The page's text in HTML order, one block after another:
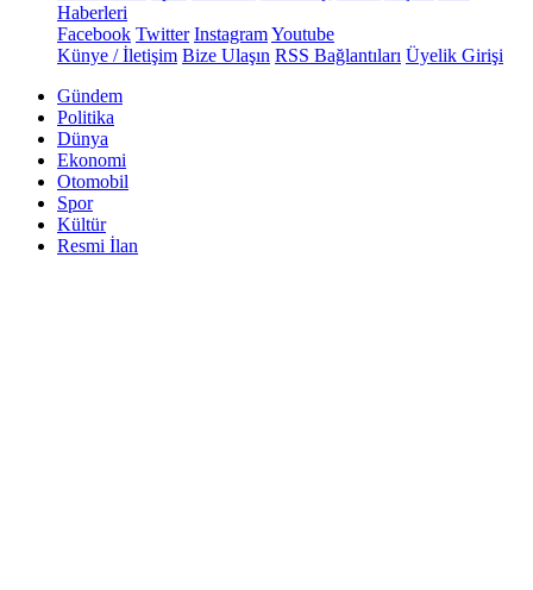
Haberleri
Facebook Twitter InstagramYoutube
Künye / İletişim Bize Ulaşın RSS Bağlantıları Üyelik Girişi
Gündem
Politika
Dünya
Ekonomi
Otomobil
Spor
Kültür
Resmi İlan